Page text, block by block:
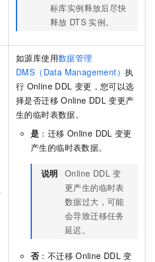
标库实例释放后尽快
释放 DTS 实例。
如源库使用数据管理
DMS（Data Management） 执
行 Online DDL 变更，您可以选
择是否迁移 Online DDL 变更产
生的临时表数据。
是 ：迁移 Online DDL 变更
产生的临时表数据。
说明 Online DDL 变
更产生的临时表
数据过大，可能
会导致迁移任务
延迟。
否：不迁移 Online DDL 变